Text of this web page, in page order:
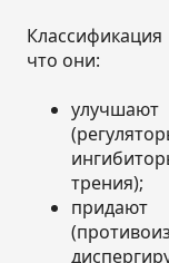
что они:
трения);